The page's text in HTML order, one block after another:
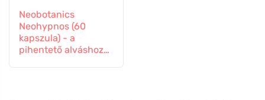
Neobotanics
Neohypnos (60
kapszula) - a
pihentető alváshoz